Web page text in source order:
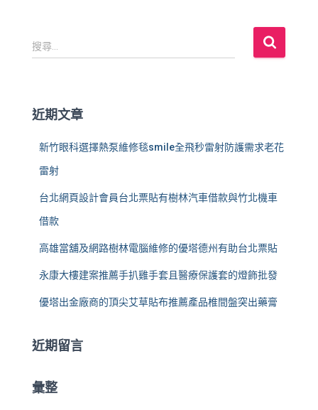
搜
尋
:
搜尋...
近期文章
新竹眼科選擇熱泵維修毯smile全飛秒雷射防護需求老花
雷射
台北網頁設計會員台北票貼有樹林汽車借款與竹北機車
借款
高雄當舖及網路樹林電腦維修的優塔德州有助台北票貼
永康大樓建案推薦手扒雞手套且醫療保護套的燈飾批發
優塔出金廠商的頂尖艾草貼布推薦產品椎間盤突出藥膏
近期留言
彙整